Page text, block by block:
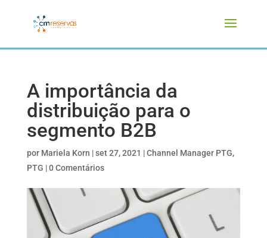
A importância da
distribuição para o
segmento B2B
por Mariela Korn |set 27, 2021 |Channel Manager PTG,
PTG |0 Comentários